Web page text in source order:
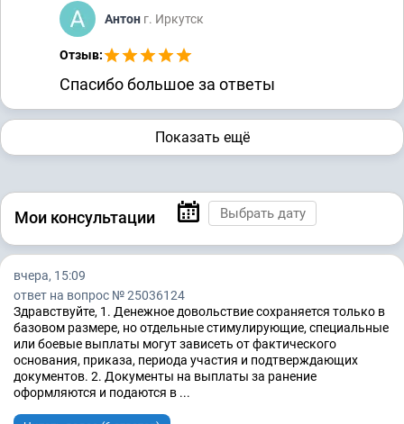
Антон г. Иркутск
Отзыв:
Спасибо большое за ответы
Показать ещё
Мои консультации
вчера, 15:09
ответ на вопрос № 25036124
Здравствуйте, 1. Денежное довольствие сохраняется только в
базовом размере, но отдельные стимулирующие, специальные
или боевые выплаты могут зависеть от фактического
основания, приказа, периода участия и подтверждающих
документов. 2. Документы на выплаты за ранение
оформляются и подаются в ...